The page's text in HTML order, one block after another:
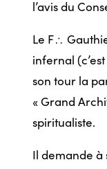
l’avis du
Le F/
infernal
son tour la
« Grand
spiritualiste.
Il demande à